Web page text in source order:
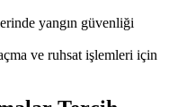
yangın güvenliği
ve ruhsat işlemleri için